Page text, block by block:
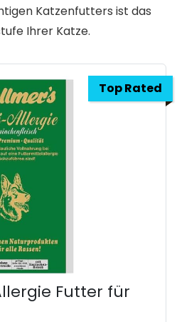
Katzenfutters ist das
Ihrer Katze.
Top Rated
Futter für